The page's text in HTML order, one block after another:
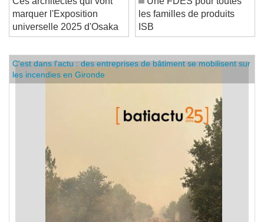
Ces architectes qui vont
marquer l'Exposition
universelle 2025 d'Osaka
Une FDES pour toutes
les familles de produits
ISB
C'est dans l'actu : des entreprises de bâtiment se mobilisent sur
les incendies en Gironde